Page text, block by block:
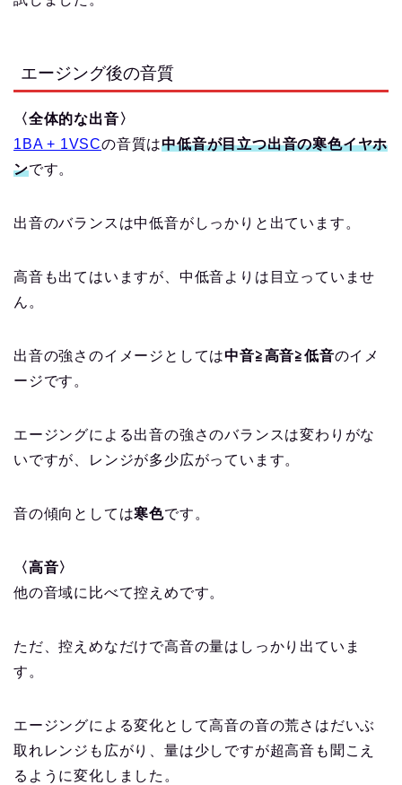
エージング後の音質
〈全体的な出音〉
1BA + 1VSCの音質は中低音が目立つ出音の寒色イヤホ
ンです。
出音のバランスは中低音がしっかりと出ています。
高音も出てはいますが、中低音よりは目立っていませ
ん。
出音の強さのイメージとしては中音≧高音≧低音のイメ
ージです。
エージングによる出音の強さのバランスは変わりがな
いですが、レンジが多少広がっています。
音の傾向としては寒色です。
〈高音〉
他の音域に比べて控えめです。
ただ、控えめなだけで高音の量はしっかり出ていま
す。
エージングによる変化として高音の音の荒さはだいぶ
取れレンジも広がり、量は少しですが超高音も聞こえ
るように変化しました。